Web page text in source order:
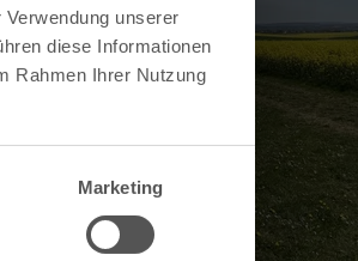
unserer
diese Informationen
Rahmen Ihrer Nutzung
Marketing